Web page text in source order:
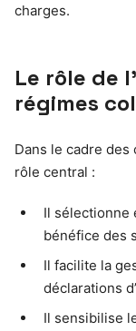
charges.
Le rôle de
régimes
Dans le cadre des
rôle central :
Il sélectionne
bénéfice des
Il facilite la
déclarations
Il sensibilise